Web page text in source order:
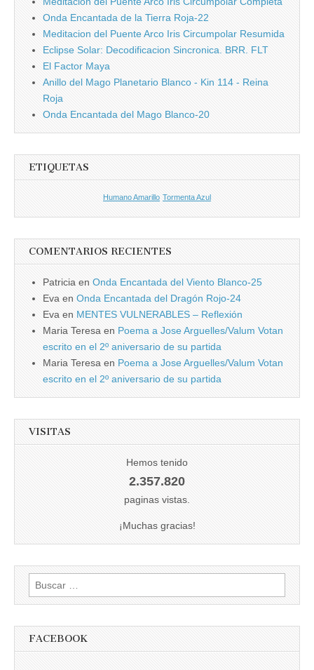
Onda Encantada de la Tierra Roja-22
Meditacion del Puente Arco Iris Circumpolar Resumida
Eclipse Solar: Decodificacion Sincronica. BRR. FLT
El Factor Maya
Anillo del Mago Planetario Blanco - Kin 114 - Reina
Roja
Onda Encantada del Mago Blanco-20
ETIQUETAS
Humano Amarillo Tormenta Azul
COMENTARIOS RECIENTES
Patricia en Onda Encantada del Viento Blanco-25
Eva en Onda Encantada del Dragón Rojo-24
Eva en MENTES VULNERABLES – Reflexión
Maria Teresa en Poema a Jose Arguelles/Valum Votan
escrito en el 2º aniversario de su partida
Maria Teresa en Poema a Jose Arguelles/Valum Votan
escrito en el 2º aniversario de su partida
VISITAS
Hemos tenido
2.357.820
paginas vistas.
¡Muchas gracias!
Buscar:
FACEBOOK